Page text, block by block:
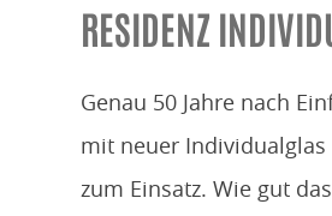
RESIDENZ
Genau 50 Jahre nach
mit neuer Individualglas
zum Einsatz. Wie gut